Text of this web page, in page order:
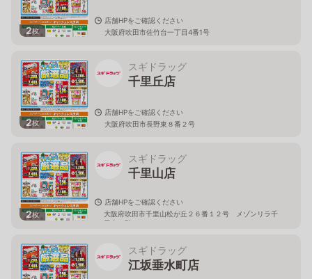
2枚
店舗HPをご確認ください
大阪府吹田市佐竹台一丁目4番1号
2枚
スギドラッグ
千里丘店
店舗HPをご確認ください
大阪府吹田市長野東８番２号
2枚
スギドラッグ
千里山店
店舗HPをご確認ください
大阪府吹田市千里山松が丘２６番１２号 メゾンリラ千
里山１階
スギドラッグ
江坂垂水町店